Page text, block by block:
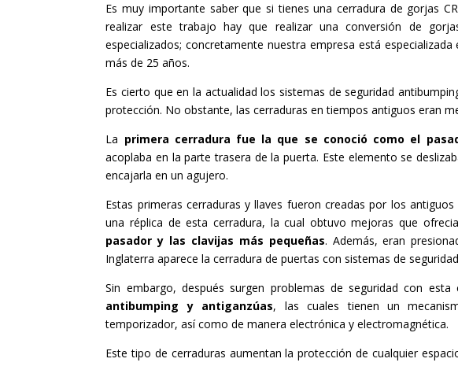
Es muy importante saber que si tienes una cerradura de gorjas
realizar este trabajo hay que realizar una conversión de
especializados; concretamente nuestra empresa está
más de 25 años.
Es cierto que en la actualidad los sistemas de seguridad
protección. No obstante, las cerraduras en tiempos antiguos eran
La primera cerradura fue la que se conoció como el
acoplaba en la parte trasera de la puerta. Este elemento se
encajarla en un agujero.
Estas primeras cerraduras y llaves fueron creadas por los
una réplica de esta cerradura, la cual obtuvo mejoras que
pasador y las clavijas más pequeñas. Además, eran
Inglaterra aparece la cerradura de puertas con sistemas de
Sin embargo, después surgen problemas de seguridad con
antibumping
y antiganzúas, las cuales tienen un
temporizador, así como de manera electrónica y electromagnética.
Este tipo de cerraduras aumentan la protección de cualquier